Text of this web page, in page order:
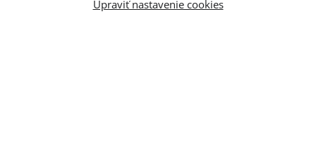
Upraviť nastavenie cookies